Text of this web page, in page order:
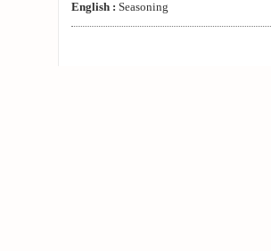
English : Seasoning